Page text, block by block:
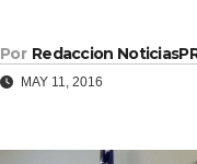
Por Redaccion
MAY 11, 2016